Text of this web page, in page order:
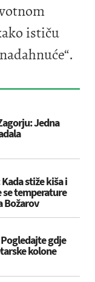
ističu
Jedna
stiže kiša i
se temperature
Božarov
gdje
kolone